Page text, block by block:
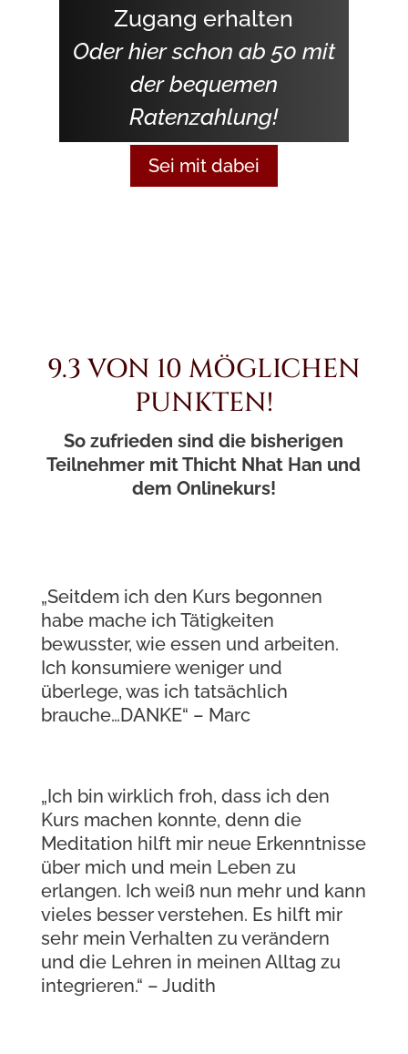
Zugang erhalten
Oder hier schon ab 50 mit
der bequemen
Ratenzahlung!
Sei mit dabei
9.3 VON 10 MÖGLICHEN
PUNKTEN!
So zufrieden sind die bisherigen
Teilnehmer mit Thicht Nhat Han und
dem Onlinekurs!
„Seitdem ich den Kurs begonnen
habe mache ich Tätigkeiten
bewusster, wie essen und arbeiten.
Ich konsumiere weniger und
überlege, was ich tatsächlich
brauche…DANKE“ – Marc
„Ich bin wirklich froh, dass ich den
Kurs machen konnte, denn die
Meditation hilft mir neue Erkenntnisse
über mich und mein Leben zu
erlangen. Ich weiß nun mehr und kann
vieles besser verstehen. Es hilft mir
sehr mein Verhalten zu verändern
und die Lehren in meinen Alltag zu
integrieren.“ – Judith